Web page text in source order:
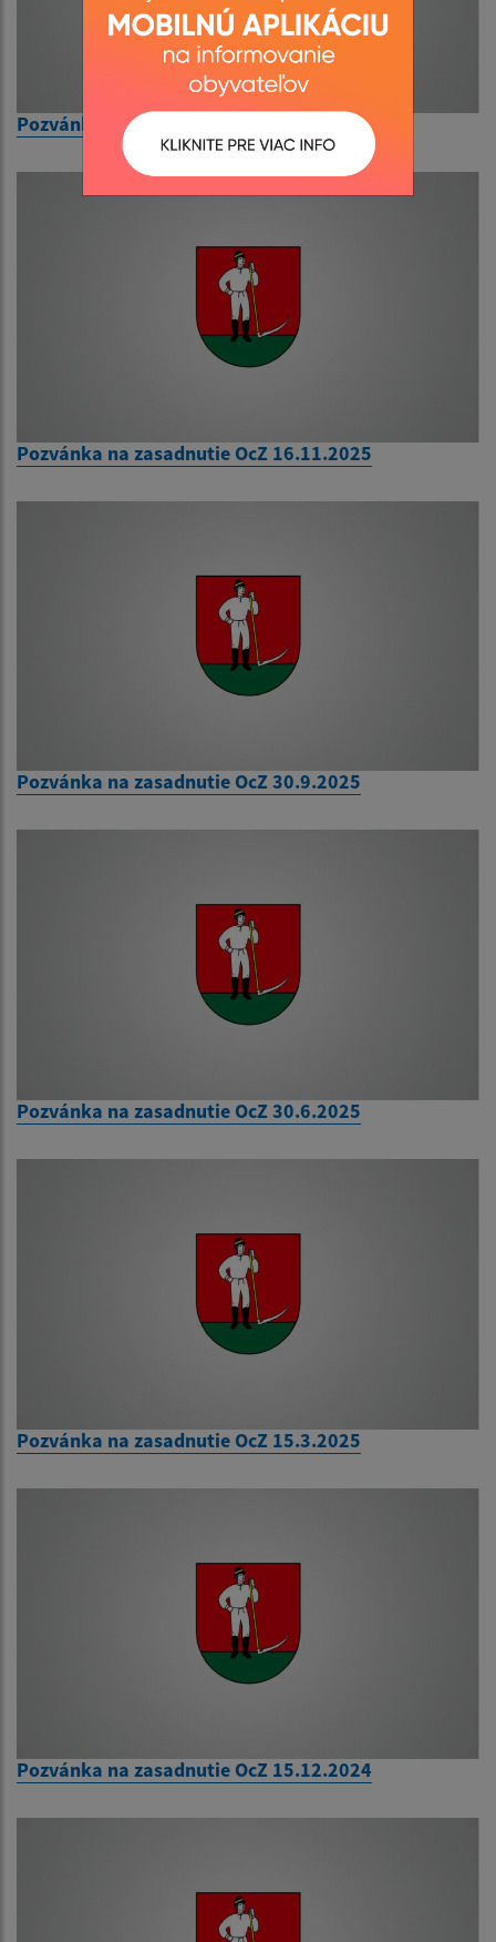
Pozvánka na zasadnutie OcZ 8.6.2026
Pozvánka na zasadnutie OcZ 16.11.2025
Pozvánka na zasadnutie OcZ 30.9.2025
Pozvánka na zasadnutie OcZ 30.6.2025
Pozvánka na zasadnutie OcZ 15.3.2025
Pozvánka na zasadnutie OcZ 15.12.2024